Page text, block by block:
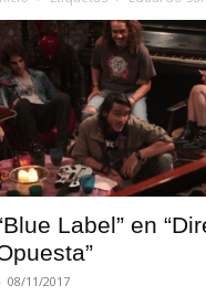
Label” en
- 08/11/2017